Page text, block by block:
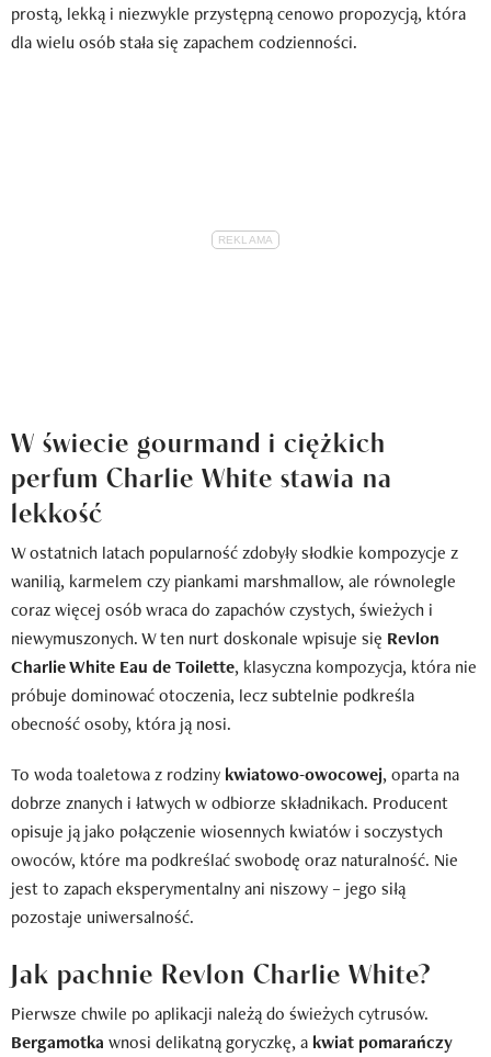
prostą, lekką i niezwykle przystępną cenowo propozycją, która
dla wielu osób stała się zapachem codzienności.
W świecie gourmand i ciężkich
perfum Charlie White stawia na
lekkość
W ostatnich latach popularność zdobyły słodkie kompozycje z
wanilią, karmelem czy piankami marshmallow, ale równolegle
coraz więcej osób wraca do zapachów czystych, świeżych i
niewymuszonych. W ten nurt doskonale wpisuje się Revlon
Charlie White Eau de Toilette, klasyczna kompozycja, która nie
próbuje dominować otoczenia, lecz subtelnie podkreśla
obecność osoby, która ją nosi.
To woda toaletowa z rodziny kwiatowo-owocowej, oparta na
dobrze znanych i łatwych w odbiorze składnikach. Producent
opisuje ją jako połączenie wiosennych kwiatów i soczystych
owoców, które ma podkreślać swobodę oraz naturalność. Nie
jest to zapach eksperymentalny ani niszowy – jego siłą
pozostaje uniwersalność.
Jak pachnie Revlon Charlie White?
Pierwsze chwile po aplikacji należą do świeżych cytrusów.
Bergamotka wnosi delikatną goryczkę, a kwiat pomarańczy